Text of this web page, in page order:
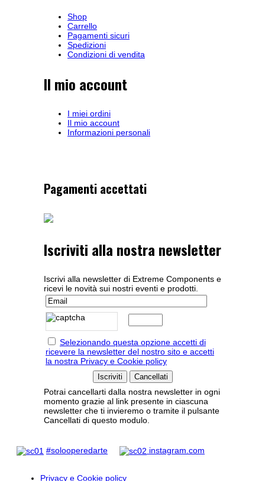
Shop
Carrello
Pagamenti sicuri
Spedizioni
Condizioni di vendita
Il mio account
I miei ordini
Il mio account
Informazioni personali
Pagamenti accettati
Iscriviti alla nostra newsletter
Iscrivi alla newsletter di Extreme Components e
ricevi le novità sui nostri eventi e prodotti.
Selezionando questa opzione accetti di
ricevere la newsletter del nostro sito e accetti
la nostra Privacy e Cookie policy
Potrai cancellarti dalla nostra newsletter in ogni
momento grazie al link presente in ciascuna
newsletter che ti invieremo o tramite il pulsante
Cancellati di questo modulo.
#solooperedarte instagram.com
Privacy e Cookie policy